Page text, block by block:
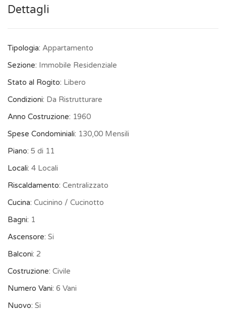
Dettagli
Tipologia: Appartamento
Sezione: Immobile Residenziale
Stato al Rogito: Libero
Condizioni: Da Ristrutturare
Anno Costruzione: 1960
Spese Condominiali: 130,00 Mensili
Piano: 5 di 11
Locali: 4 Locali
Riscaldamento: Centralizzato
Cucina: Cucinino / Cucinotto
Bagni: 1
Ascensore: Si
Balconi: 2
Costruzione: Civile
Numero Vani: 6 Vani
Nuovo: Si